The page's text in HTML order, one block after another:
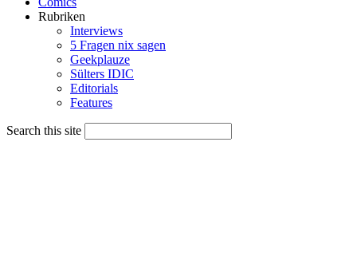
Rubriken
Interviews
5 Fragen nix sagen
Geekplauze
Sülters IDIC
Editorials
Features
Search this site